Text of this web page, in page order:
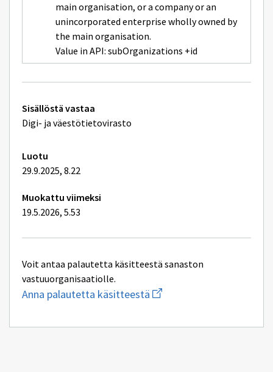
main organisation, or a company or an
unincorporated enterprise wholly owned by
the main organisation.
Value in API: subOrganizations +id
Tekniset
lisätiedot
Sisällöstä vastaa
Digi- ja väestötietovirasto
Luotu
29.9.2025, 8.22
Muokattu viimeksi
19.5.2026, 5.53
Voit antaa palautetta käsitteestä sanaston
vastuuorganisaatiolle.
Anna palautetta käsitteestä Aloita
uuden
kirjoitus